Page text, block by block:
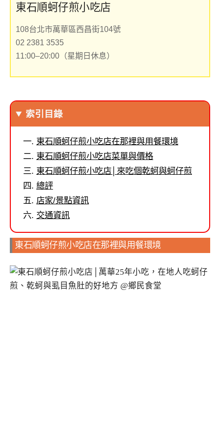
東石順蚵仔煎小吃店
108台北市萬華區西昌街104號
02 2381 3535
11:00–20:00（星期日休息）
索引目錄
東石順蚵仔煎小吃店在那裡與用餐環境
東石順蚵仔煎小吃店菜單與價格
東石順蚵仔煎小吃店│來吃個乾蚵與蚵仔煎
總評
店家/景點資訊
交通資訊
東石順蚵仔煎小吃店在那裡與用餐環境